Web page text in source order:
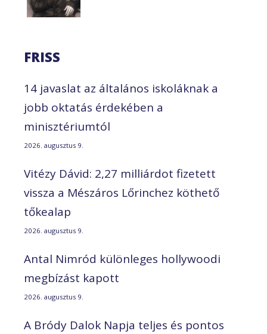
FRISS
14 javaslat az általános iskoláknak a
jobb oktatás érdekében a
minisztériumtól
2026. augusztus 9.
Vitézy Dávid: 2,27 milliárdot fizetett
vissza a Mészáros Lőrinchez köthető
tőkealap
2026. augusztus 9.
Antal Nimród különleges hollywoodi
megbízást kapott
2026. augusztus 9.
A Bródy Dalok Napja teljes és pontos